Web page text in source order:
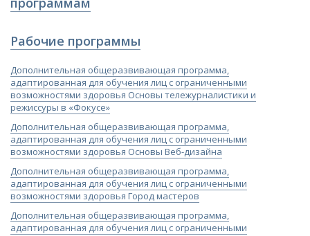
Рабочие программы​
​Дополнительная общеразвивающая программа,
адаптированная для обучения лиц с ограниченными
возможностями здоровья Основы тележурналистики и
режиссуры в «Фокусе»
​Дополнительная общеразвивающая программа,
адаптированная для обучения лиц с ограниченными
возможностями здоровья Основы Веб-дизайна
​Дополнительная общеразвивающая программа,
адаптированная для обучения лиц с ограниченными
возможностями здоровья Город мастеров
​​Дополнительная общеразвивающая программа,
адаптированная для обучения лиц с ограниченными